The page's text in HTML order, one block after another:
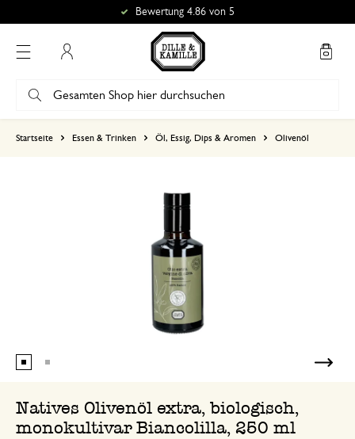
Bewertung 4.86 von 5
Startseite Essen & Trinken Öl, Essig, Dips & Aromen Olivenöl
Natives Olivenöl extra, biologisch,
monokultivar Biancolilla, 250 ml